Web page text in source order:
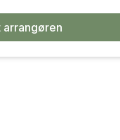
arrangøren